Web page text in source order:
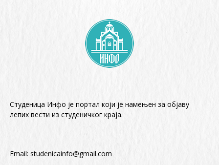
Студеница Инфо је портал који је намењен за објaву
лепих вести из студеничког краја.
Email: studenicainfo@gmail.com